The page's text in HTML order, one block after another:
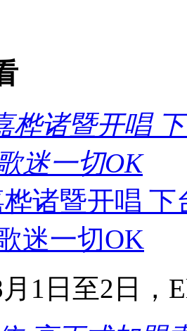
桦诸暨开唱
迷一切OK
诸暨开唱
迷一切OK
1日至2日，